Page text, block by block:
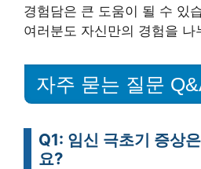
경험담은 큰 도움이 될 수 있
여러분도 자신만의 경험을 나
자주 묻는 질문
Q1: 임신 극초기 증상
요?